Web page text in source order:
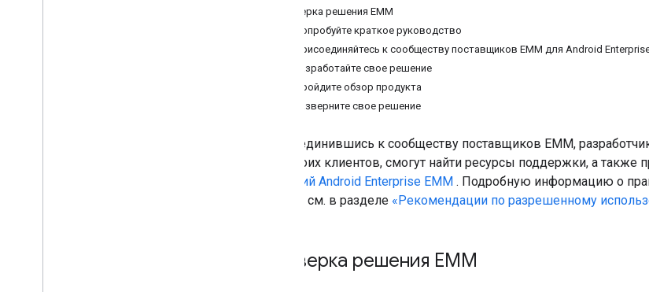
Проверка решения EMM
1. Попробуйте краткое руководство
2. Присоединяйтесь к сообществу поставщиков EMM для Android
3. Разработайте свое решение
4. Пройдите обзор продукта
5. Разверните свое решение
Присоединившись к сообществу поставщиков EMM,
для своих клиентов, смогут найти ресурсы поддержки, а
решений Android Enterprise EMM . Подробную информацию о
Android см. в разделе «Рекомендации по разрешенному
Проверка решения EMM